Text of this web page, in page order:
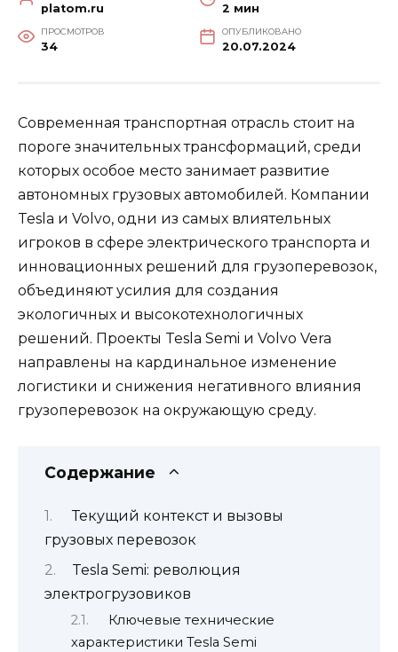
platom.ru 2 мин
ПРОСМОТРОВ
34
ОПУБЛИКОВАНО
20.07.2024
Современная транспортная отрасль стоит на
пороге значительных трансформаций, среди
которых особое место занимает развитие
автономных грузовых автомобилей. Компании
Tesla и Volvo, одни из самых влиятельных
игроков в сфере электрического транспорта и
инновационных решений для грузоперевозок,
объединяют усилия для создания
экологичных и высокотехнологичных
решений. Проекты Tesla Semi и Volvo Vera
направлены на кардинальное изменение
логистики и снижения негативного влияния
грузоперевозок на окружающую среду.
Содержание
Текущий контекст и вызовы
грузовых перевозок
Tesla Semi: революция
электрогрузовиков
Ключевые технические
характеристики Tesla Semi